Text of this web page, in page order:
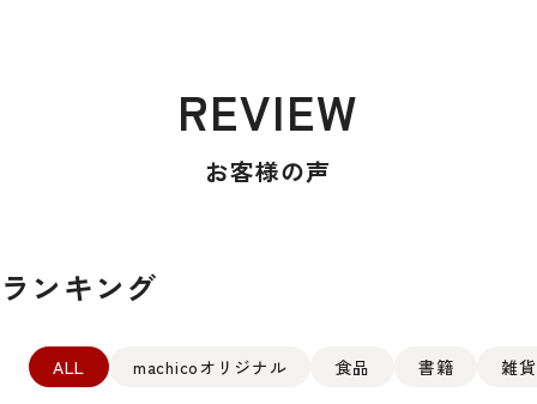
REVIEW
お客様の声
ランキング
ALL machicoオリジナル 食品 書籍 雑